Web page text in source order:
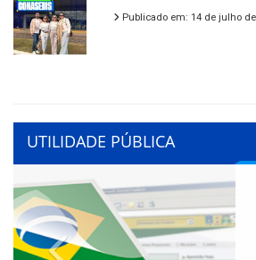
Publicado em: 14 de julho
UTILIDADE PÚBLICA
Previous